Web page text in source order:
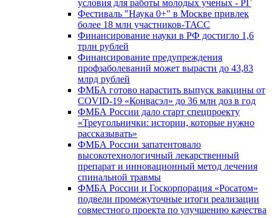
условия для работы молодых ученых - РГ
Фестиваль "Наука 0+" в Москве привлек
более 18 млн участников-ТАСС
Финансирование науки в РФ достигло 1,6
трлн рублей
Финансирование предупреждения
профзаболеваний может вырасти до 43,83
млрд рублей
ФМБА готово нарастить выпуск вакцины от
COVID-19 «Конвасэл» до 36 млн доз в год
ФМБА России дало старт спецпроекту
«Треугольнички: истории, которые нужно
рассказывать»
ФМБА России запатентовало
высокотехнологичный лекарственный
препарат и инновационный метод лечения
спинальной травмы
ФМБА России и Госкорпорация «Росатом»
подвели промежуточные итоги реализации
совместного проекта по улучшению качества